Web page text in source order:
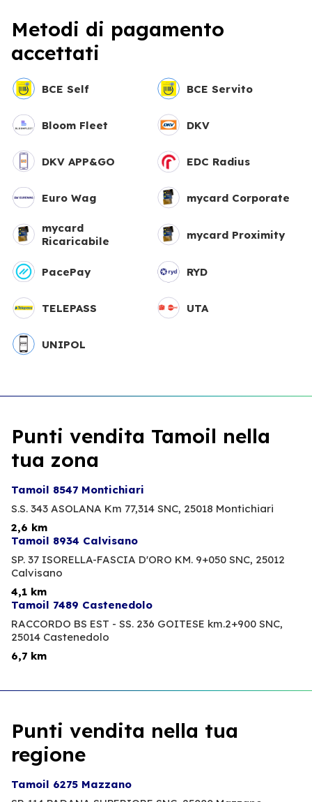
Metodi di pagamento
accettati
BCE Self BCE Servito
Bloom Fleet DKV
DKV APP&GO EDC Radius
Euro Wag mycard Corporate
mycard
Ricaricabile
mycard Proximity
PacePay RYD
TELEPASS UTA
UNIPOL
Punti vendita Tamoil nella
tua zona
Tamoil 8547 Montichiari
S.S. 343 ASOLANA Km 77,314 SNC, 25018 Montichiari
2,6 km
Tamoil 8934 Calvisano
SP. 37 ISORELLA-FASCIA D'ORO KM. 9+050 SNC, 25012
Calvisano
4,1 km
Tamoil 7489 Castenedolo
RACCORDO BS EST - SS. 236 GOITESE km.2+900 SNC,
25014 Castenedolo
6,7 km
Punti vendita nella tua
regione
Tamoil 6275 Mazzano